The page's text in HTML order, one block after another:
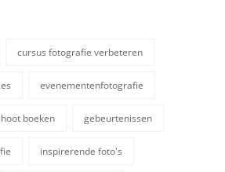
cursus fotografie verbeteren
evenementenfotografie
boeken gebeurtenissen
inspirerende foto's